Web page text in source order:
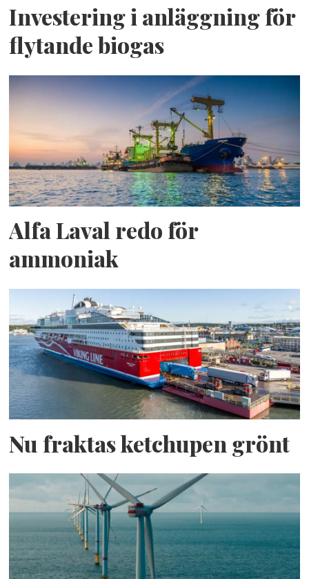
Investering i anläggning för
flytande biogas
Alfa Laval redo för
ammoniak
Nu fraktas ketchupen grönt